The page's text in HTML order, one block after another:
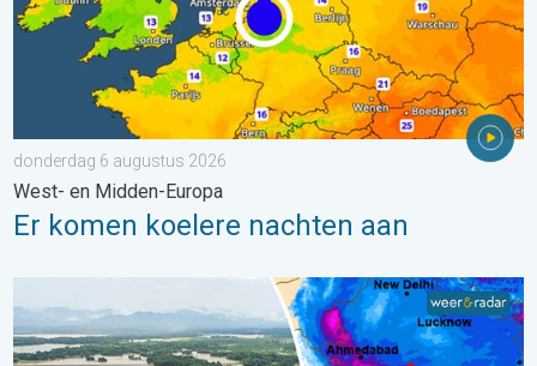
donderdag 6 augustus 2026
West- en Midden-Europa
Er komen koelere nachten aan
Overstromingen in delen van Azië. Een buitengewone